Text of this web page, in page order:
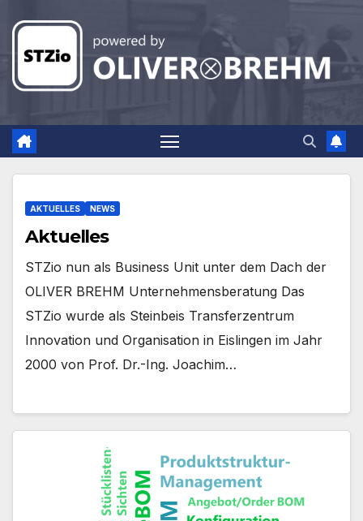
Inhalt
springen
AKTUELLES NEWS
Aktuelles
STZio nun als Business Unit unter dem Dach der
OLIVER BREHM Unternehmensberatung Das
STZio wurde als Steinbeis Transferzentrum
Innovation und Organisation in Eislingen im Jahr
2000 von Prof. Dr.-Ing. Joachim…